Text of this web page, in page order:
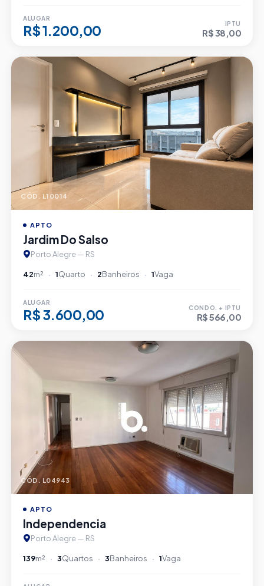
ALUGAR
R$ 1.200,00 IPTU
R$ 38,00
CÓD. L10014
APTO
Jardim Do Salso
Porto Alegre — RS
42m² 1Quarto 2Banheiros 1Vaga
ALUGAR
R$ 3.600,00 CONDO. + IPTU
R$ 566,00
CÓD. L04943
APTO
Independencia
Porto Alegre — RS
139m² 3Quartos 3Banheiros 1Vaga